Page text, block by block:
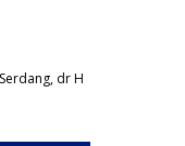
dr H